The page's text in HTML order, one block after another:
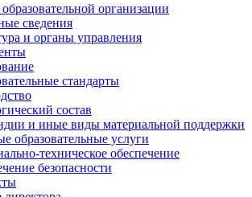
организации
сведения
и органы управления
стандарты
состав
и иные виды материальной поддержки
образовательные услуги
техническое обеспечение
безопасности